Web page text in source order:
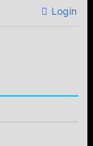
Login